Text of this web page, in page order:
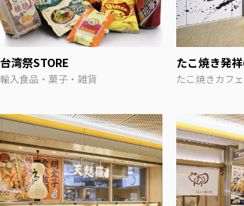
台湾祭STORE
輸入食品・菓子・雑貨
たこ焼き発
たこ焼きカフ